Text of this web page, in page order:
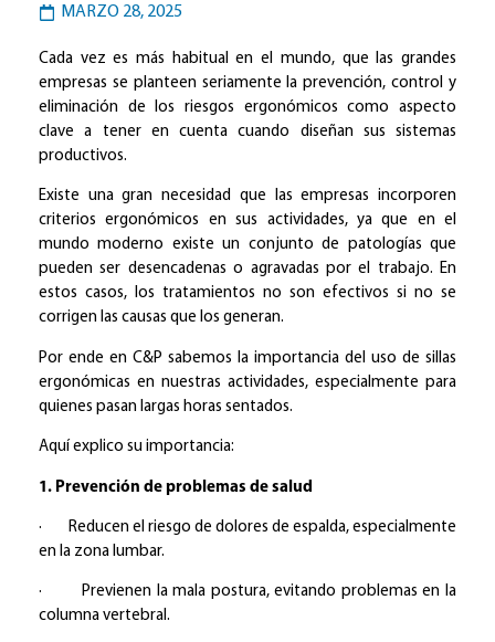
MARZO 28, 2025
Cada vez es más habitual en el mundo, que las grandes
empresas se planteen seriamente la prevención, control y
eliminación de los riesgos ergonómicos como aspecto
clave a tener en cuenta cuando diseñan sus sistemas
productivos.
Existe una gran necesidad que las empresas incorporen
criterios ergonómicos en sus actividades, ya que en el
mundo moderno existe un conjunto de patologías que
pueden ser desencadenas o agravadas por el trabajo. En
estos casos, los tratamientos no son efectivos si no se
corrigen las causas que los generan.
Por ende en C&P sabemos la importancia del uso de sillas
ergonómicas en nuestras actividades, especialmente para
quienes pasan largas horas sentados.
Aquí explico su importancia:
1. Prevención de problemas de salud
· Reducen el riesgo de dolores de espalda, especialmente
en la zona lumbar.
· Previenen la mala postura, evitando problemas en la
columna vertebral.